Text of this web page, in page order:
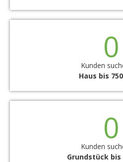
Kunden
Haus bis
0
Kunden
Grundstück bis
0